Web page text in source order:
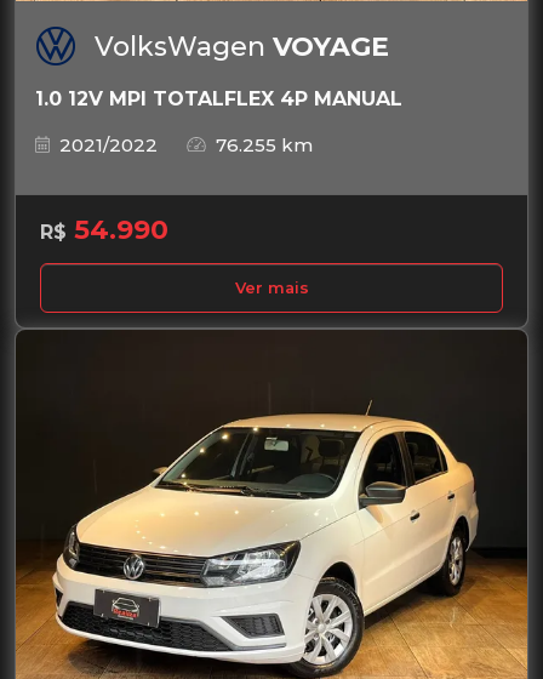
VolksWagen VOYAGE
1.0 12V MPI TOTALFLEX 4P MANUAL
2021/2022
76.255 km
R$ 54.990
Ver mais